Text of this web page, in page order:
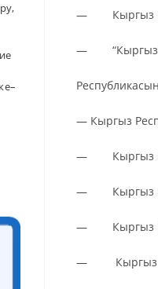
— Кыргыз
— “Кыргыз
— Кыргыз
— Кыргыз
— Кыргыз
— Кыргыз
— Кыргыз